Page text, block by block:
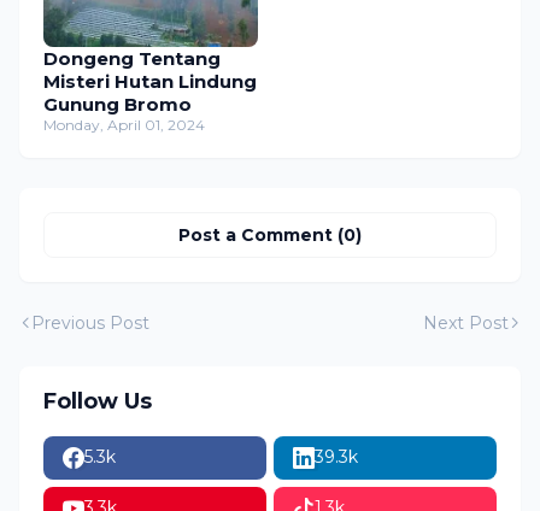
Dongeng Tentang
Misteri Hutan Lindung
Gunung Bromo
Monday, April 01, 2024
Post a Comment (0)
Previous Post Next Post
Follow Us
5.3k 39.3k